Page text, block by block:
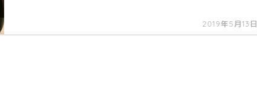
2019年5月13日